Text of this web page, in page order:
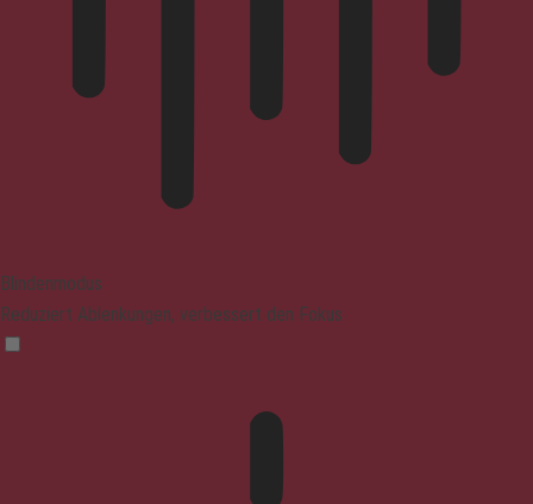
Blindenmodus
Reduziert Ablenkungen, verbessert den Fokus